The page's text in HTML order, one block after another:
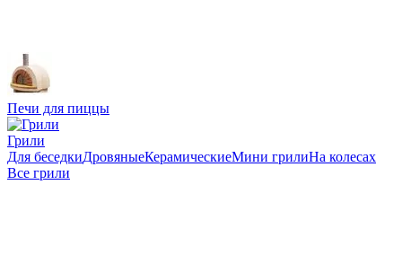
Печи для пиццы
Грили
Для беседкиДровяныеКерамическиеМини грилиНа колесах
Все грили